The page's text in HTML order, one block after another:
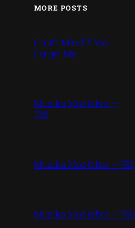
MORE POSTS
I Don’t Mind If You
Forget Me
Mużika Mod Ieħor –
782
Mużika Mod Ieħor – 781
Mużika Mod Ieħor – 780